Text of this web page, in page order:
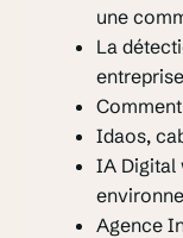
une
La
Idaos,
IA Digital
Agence